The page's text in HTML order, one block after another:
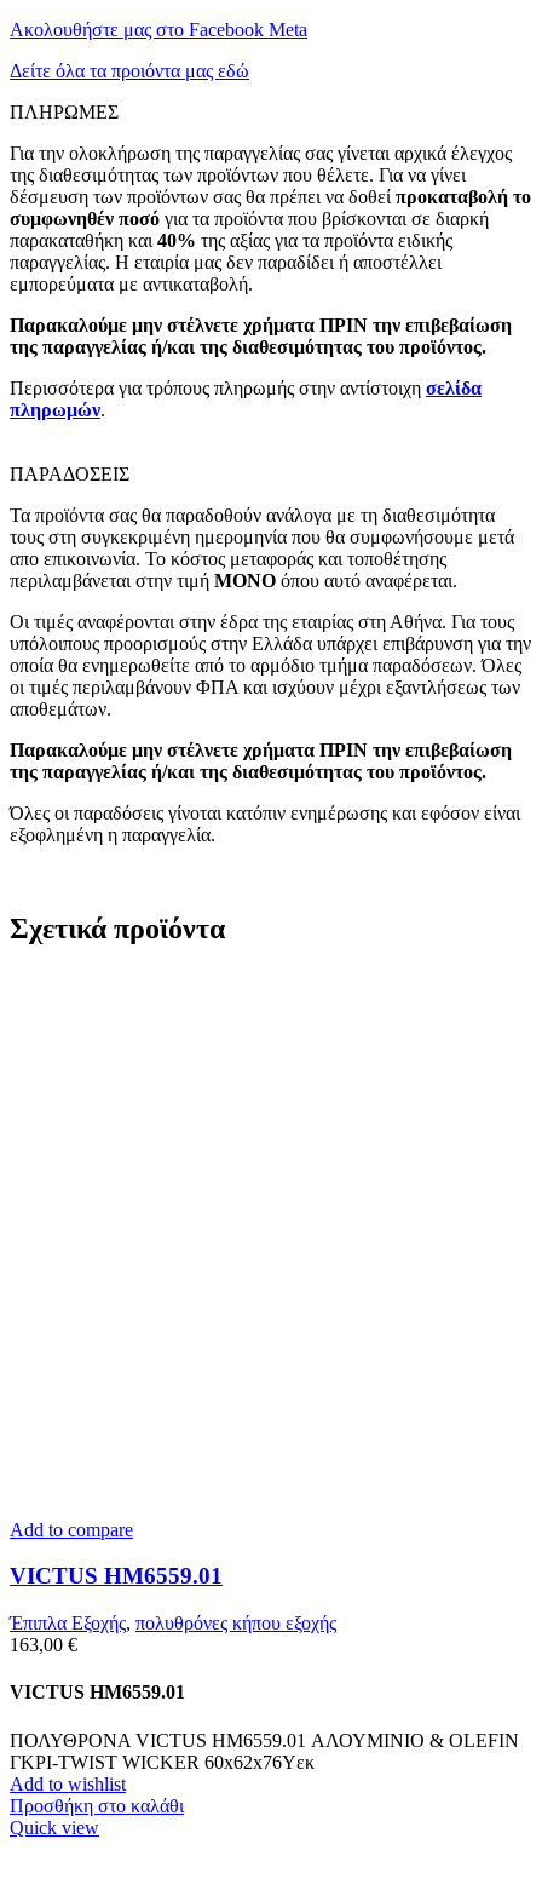
Ακολουθήστε μας στο Facebook Meta
Δείτε όλα τα προιόντα μας εδώ
ΠΛΗΡΩΜΕΣ
Για την ολοκλήρωση της παραγγελίας σας γίνεται αρχικά έλεγχος
της διαθεσιμότητας των προϊόντων που θέλετε. Για να γίνει
δέσμευση των προϊόντων σας θα πρέπει να δοθεί προκαταβολή το
συμφωνηθέν ποσό για τα προϊόντα που βρίσκονται σε διαρκή
παρακαταθήκη και 40% της αξίας για τα προϊόντα ειδικής
παραγγελίας. Η εταιρία μας δεν παραδίδει ή αποστέλλει
εμπορεύματα με αντικαταβολή.
Παρακαλούμε μην στέλνετε χρήματα ΠΡΙΝ την επιβεβαίωση
της παραγγελίας ή/και της διαθεσιμότητας του προϊόντος.
Περισσότερα για τρόπους πληρωμής στην αντίστοιχη σελίδα
πληρωμών.
ΠΑΡΑΔΟΣΕΙΣ
Τα προϊόντα σας θα παραδοθούν ανάλογα με τη διαθεσιμότητα
τους στη συγκεκριμένη ημερομηνία που θα συμφωνήσουμε μετά
απο επικοινωνία. Το κόστος μεταφοράς και τοποθέτησης
περιλαμβάνεται στην τιμή MONO όπου αυτό αναφέρεται.
Οι τιμές αναφέρονται στην έδρα της εταιρίας στη Αθήνα. Για τους
υπόλοιπους προορισμούς στην Ελλάδα υπάρχει επιβάρυνση για την
οποία θα ενημερωθείτε από το αρμόδιο τμήμα παραδόσεων. Όλες
οι τιμές περιλαμβάνουν ΦΠΑ και ισχύουν μέχρι εξαντλήσεως των
αποθεμάτων.
Παρακαλούμε μην στέλνετε χρήματα ΠΡΙΝ την επιβεβαίωση
της παραγγελίας ή/και της διαθεσιμότητας του προϊόντος.
Όλες οι παραδόσεις γίνοται κατόπιν ενημέρωσης και εφόσον είναι
εξοφλημένη η παραγγελία.
Σχετικά προϊόντα
Add to compare
VICTUS HM6559.01
Έπιπλα Εξοχής, πολυθρόνες κήπου εξοχής
163,00 €
VICTUS HM6559.01
ΠΟΛΥΘΡΟΝΑ VICTUS HM6559.01 ΑΛΟΥΜΙΝΙΟ & OLEFIN
ΓΚΡΙ-TWIST WICKER 60x62x76Yεκ
Add to wishlist
Προσθήκη στο καλάθι
Quick view